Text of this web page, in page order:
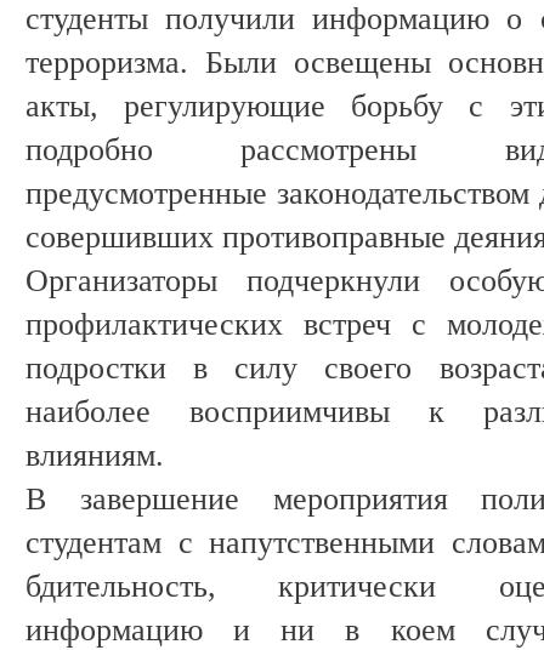
студенты получили информацию о
терроризма. Были освещены
акты, регулирующие борьбу с
подробно рассмотрены
предусмотренные
совершивших противоправные
Организаторы подчеркнули
профилактических встреч с
подростки в силу своего
наиболее восприимчивы к
влияниям.
В завершение мероприятия
студентам с напутственными
бдительность, критически
информацию и ни в коем